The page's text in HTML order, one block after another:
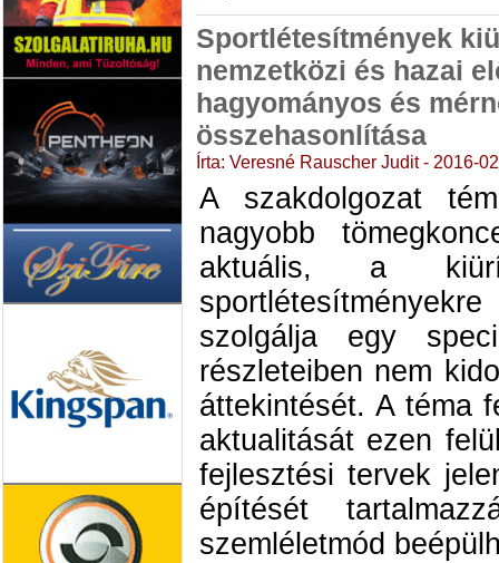
Sportlétesítmények
nemzetközi és hazai
hagyományos és
összehasonlítása
Írta: Veresné Rauscher Judit - 2016-
A szakdolgozat
nagyobb
aktuális, a
szolgálja egy
részleteiben nem
áttekintését. A téma
aktualitását ezen
fejlesztési tervek
építését
szemléletmód